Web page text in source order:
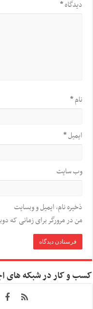
دیدگاه*
نام*
ایمیل*
وب‌ سایت
ذخیره نام، ایمیل و وبسایت
من در مرورگر برای زمانی که
کسب و کار در شبکه های